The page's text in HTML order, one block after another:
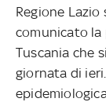
Regione
comunicato la
Tuscania che
giornata di